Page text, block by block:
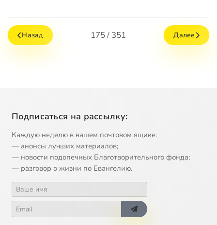
Назад 175 / 351 Далее
Подписаться на рассылку:
Каждую неделю в вашем почтовом ящике:
— анонсы лучших материалов;
— новости подопечных Благотворительного фонда;
— разговор о жизни по Евангелию.